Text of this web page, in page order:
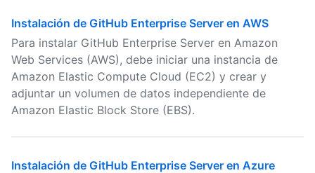
Instalación de GitHub Enterprise Server en AWS
Para instalar GitHub Enterprise Server en Amazon
Web Services (AWS), debe iniciar una instancia de
Amazon Elastic Compute Cloud (EC2) y crear y
adjuntar un volumen de datos independiente de
Amazon Elastic Block Store (EBS).
Instalación de GitHub Enterprise Server en Azure